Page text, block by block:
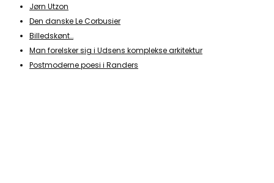
Jørn Utzon
Den danske Le Corbusier
Billedskønt…
Man forelsker sig i Udsens komplekse arkitektur
Postmoderne poesi i Randers